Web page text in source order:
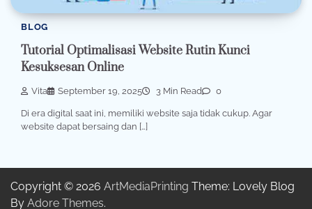
BLOG
Tutorial Optimalisasi Website Rutin Kunci
Kesuksesan Online
Vita September 19, 2025 3 Min Read 0
Di era digital saat ini, memiliki website saja tidak cukup. Agar
website dapat bersaing dan […]
Copyright © 2026 ArtMediaPrinting Theme: Lovely Blog
By Adore Themes.